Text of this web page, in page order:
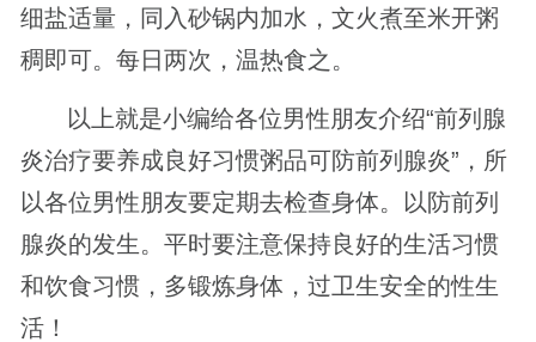
细盐适量，同入砂锅内加水，文火煮至米开粥
稠即可。每日两次，温热食之。
以上就是小编给各位男性朋友介绍“前列腺
炎治疗要养成良好习惯粥品可防前列腺炎”，所
以各位男性朋友要定期去检查身体。以防前列
腺炎的发生。平时要注意保持良好的生活习惯
和饮食习惯，多锻炼身体，过卫生安全的性生
活！